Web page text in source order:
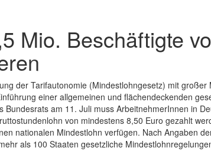
Mio. Beschäftigte
der Tarifautonomie (Mindestlohngesetz) mit großer
einer allgemeinen und flächendeckenden
am 11. Juli muss ArbeitnehmerInnen in
von mindestens 8,50 Euro gezahlt
nationalen Mindestlohn verfügen. Nach Angaben
als 100 Staaten gesetzliche